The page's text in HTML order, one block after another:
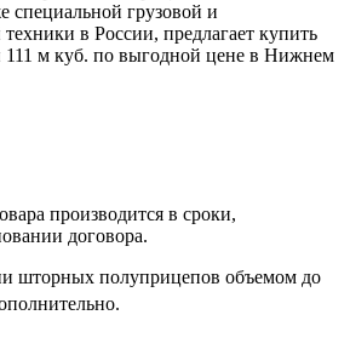
специальной грузовой и
техники в России, предлагает купить
м куб. по выгодной цене в Нижнем
производится в сроки,
договора.
шторных полуприцепов объемом до